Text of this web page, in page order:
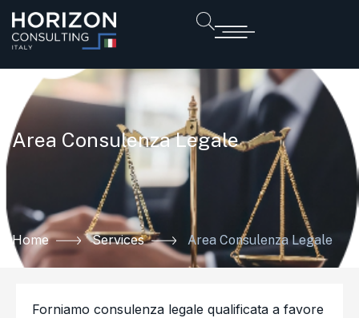
Area Consulenza Legale
Home Services Area Consulenza Legale
Forniamo consulenza legale qualificata a favore